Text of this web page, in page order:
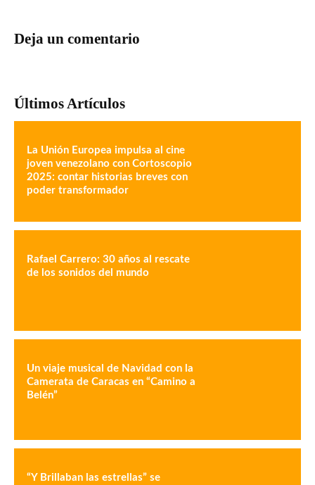
Deja un comentario
Últimos Artículos
La Unión Europea impulsa al cine
joven venezolano con Cortoscopio
2025: contar historias breves con
poder transformador
Rafael Carrero: 30 años al rescate
de los sonidos del mundo
Un viaje musical de Navidad con la
Camerata de Caracas en “Camino a
Belén”
“Y Brillaban las estrellas” se